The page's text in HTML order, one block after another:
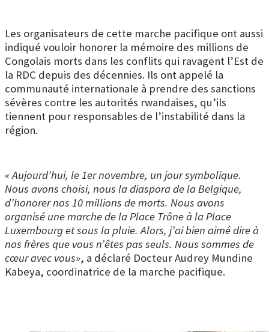
Les organisateurs de cette marche pacifique ont aussi
indiqué vouloir honorer la mémoire des millions de
Congolais morts dans les conflits qui ravagent l’Est de
la RDC depuis des décennies. Ils ont appelé la
communauté internationale à prendre des sanctions
sévères contre les autorités rwandaises, qu’ils
tiennent pour responsables de l’instabilité dans la
région.
« Aujourd’hui, le 1er novembre, un jour symbolique.
Nous avons choisi, nous la diaspora de la Belgique,
d’honorer nos 10 millions de morts. Nous avons
organisé une marche de la Place Trône à la Place
Luxembourg et sous la pluie. Alors, j’ai bien aimé dire à
nos frères que vous n’êtes pas seuls. Nous sommes de
cœur avec vous», a déclaré Docteur Audrey Mundine
Kabeya, coordinatrice de la marche pacifique.